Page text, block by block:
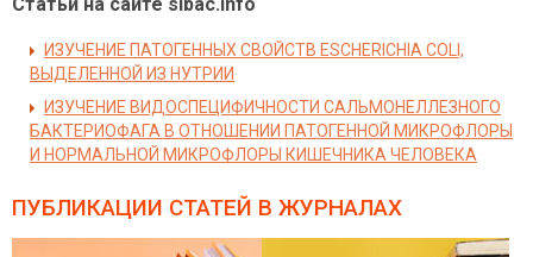
ИЗУЧЕНИЕ ПАТОГЕННЫХ СВОЙСТВ ESCHERICHIA COLI,
ВЫДЕЛЕННОЙ ИЗ НУТРИИ
ИЗУЧЕНИЕ ВИДОСПЕЦИФИЧНОСТИ САЛЬМОНЕЛЛЕЗНОГО
БАКТЕРИОФАГА В ОТНОШЕНИИ ПАТОГЕННОЙ МИКРОФЛОРЫ
И НОРМАЛЬНОЙ МИКРОФЛОРЫ КИШЕЧНИКА ЧЕЛОВЕКА
ПУБЛИКАЦИИ СТАТЕЙ В ЖУРНАЛАХ